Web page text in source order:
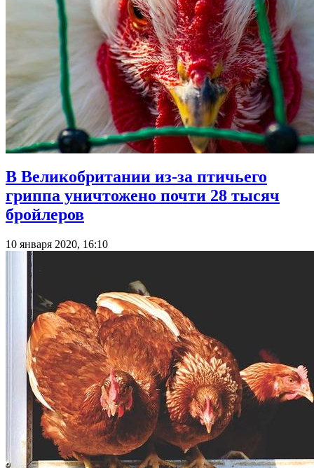
В Великобритании из-за птичьего
гриппа уничтожено почти 28 тысяч
бройлеров
10 января 2020, 16:10